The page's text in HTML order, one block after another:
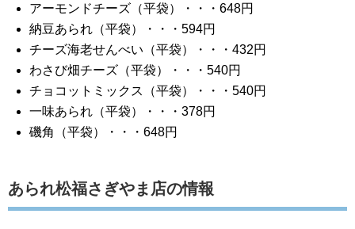
アーモンドチーズ（平袋）・・・648円
納豆あられ（平袋）・・・594円
チーズ海老せんべい（平袋）・・・432円
わさび畑チーズ（平袋）・・・540円
チョコットミックス（平袋）・・・540円
一味あられ（平袋）・・・378円
磯角（平袋）・・・648円
あられ松福さぎやま店の情報